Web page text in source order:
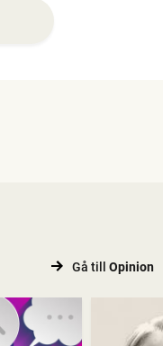
Gå till Opinion